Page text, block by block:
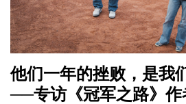
他们一年的挫败，是我
──专访《冠军之路》作